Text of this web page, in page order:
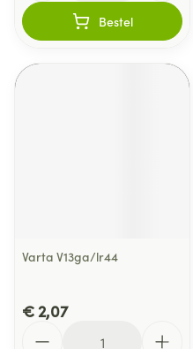
Bestel
Varta V13ga/lr44
€ 2,07